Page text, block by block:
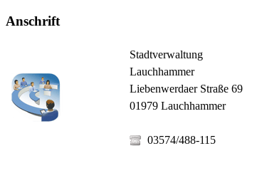
Anschrift
Stadtverwaltung
Lauchhammer
Liebenwerdaer Straße 69
01979 Lauchhammer
03574/488-115